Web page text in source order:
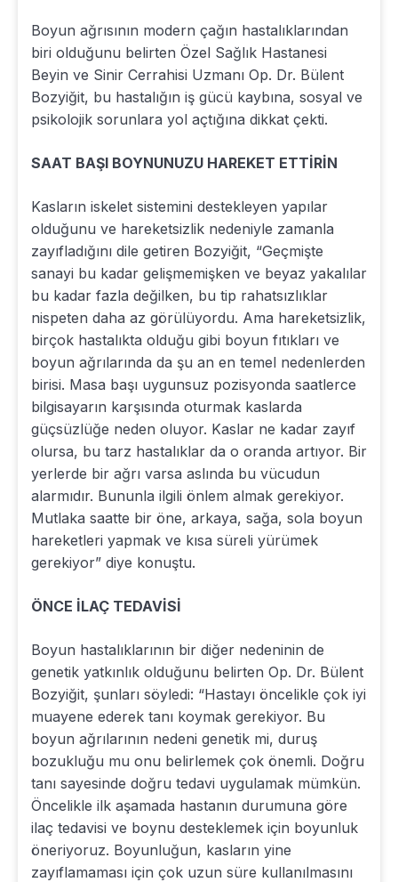
Boyun ağrısının modern çağın hastalıklarından
biri olduğunu belirten Özel Sağlık Hastanesi
Beyin ve Sinir Cerrahisi Uzmanı Op. Dr. Bülent
Bozyiğit, bu hastalığın iş gücü kaybına, sosyal ve
psikolojik sorunlara yol açtığına dikkat çekti.
SAAT BAŞI BOYNUNUZU HAREKET ETTİRİN
Kasların iskelet sistemini destekleyen yapılar
olduğunu ve hareketsizlik nedeniyle zamanla
zayıfladığını dile getiren Bozyiğit, “Geçmişte
sanayi bu kadar gelişmemişken ve beyaz yakalılar
bu kadar fazla değilken, bu tip rahatsızlıklar
nispeten daha az görülüyordu. Ama hareketsizlik,
birçok hastalıkta olduğu gibi boyun fıtıkları ve
boyun ağrılarında da şu an en temel nedenlerden
birisi. Masa başı uygunsuz pozisyonda saatlerce
bilgisayarın karşısında oturmak kaslarda
güçsüzlüğe neden oluyor. Kaslar ne kadar zayıf
olursa, bu tarz hastalıklar da o oranda artıyor. Bir
yerlerde bir ağrı varsa aslında bu vücudun
alarmıdır. Bununla ilgili önlem almak gerekiyor.
Mutlaka saatte bir öne, arkaya, sağa, sola boyun
hareketleri yapmak ve kısa süreli yürümek
gerekiyor” diye konuştu.
ÖNCE İLAÇ TEDAVİSİ
Boyun hastalıklarının bir diğer nedeninin de
genetik yatkınlık olduğunu belirten Op. Dr. Bülent
Bozyiğit, şunları söyledi: “Hastayı öncelikle çok iyi
muayene ederek tanı koymak gerekiyor. Bu
boyun ağrılarının nedeni genetik mi, duruş
bozukluğu mu onu belirlemek çok önemli. Doğru
tanı sayesinde doğru tedavi uygulamak mümkün.
Öncelikle ilk aşamada hastanın durumuna göre
ilaç tedavisi ve boynu desteklemek için boyunluk
öneriyoruz. Boyunluğun, kasların yine
zayıflamaması için çok uzun süre kullanılmasını